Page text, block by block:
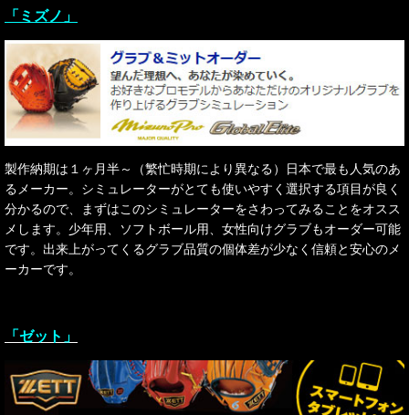
「ミズノ」
製作納期は１ヶ月半～（繁忙時期により異なる）日本で最も人気のあ
るメーカー。シミュレーターがとても使いやすく選択する項目が良く
分かるので、まずはこのシミュレーターをさわってみることをオスス
メします。少年用、ソフトボール用、女性向けグラブもオーダー可能
です。出来上がってくるグラブ品質の個体差が少なく信頼と安心のメ
ーカーです。
「ゼット」